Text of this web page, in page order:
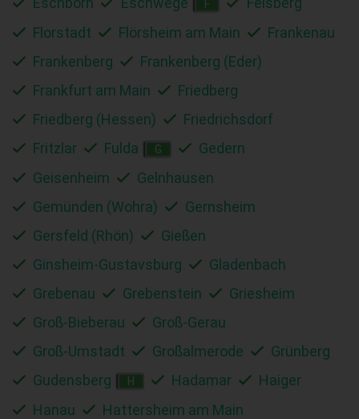
F
Florstadt
Flörsheim am Main
Frankenau
Frankenberg
Frankenberg (Eder)
Frankfurt am Main
Friedberg
Friedberg (Hessen)
Friedrichsdorf
Fritzlar
Fulda G
Gedern
Geisenheim
Gelnhausen
Gemünden (Wohra)
Gernsheim
Gersfeld (Rhön)
Gießen
Ginsheim-Gustavsburg
Gladenbach
Grebenau
Grebenstein
Griesheim
Groß-Bieberau
Groß-Gerau
Groß-Umstadt
Großalmerode
Grünberg
Gudensberg
H Hadamar
Haiger
Hanau
Hattersheim am Main